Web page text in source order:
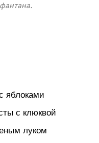
яблоками
с клюквой
луком